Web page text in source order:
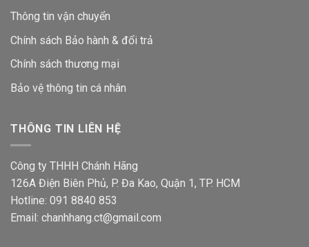
Thông tin vận chuyển
Chính sách Bảo hành & đổi trả
Chính sách thương mại
Bảo vệ thông tin cá nhân
THÔNG TIN LIÊN HỆ
Công ty THHH Chánh Hãng
126A Điện Biên Phủ, P. Đa Kao, Quận 1, TP. HCM
Hotline: 091 8840 853
Email: chanhhang.ct@gmail.com